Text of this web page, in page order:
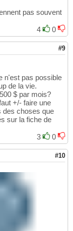
pas souvent
4
0
#9
n'est pas possible
de la vie.
$ par mois?
+/- faire une
des choses que
sur la fiche de
3
0
#10